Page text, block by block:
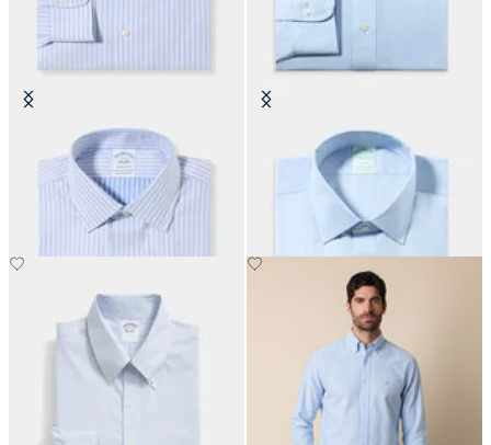
Chemise Regular Fit Non-Iron en
coton avec col Ainsley
Chemise Slim Fit Non-Iron Oxford
avec col Ainsley